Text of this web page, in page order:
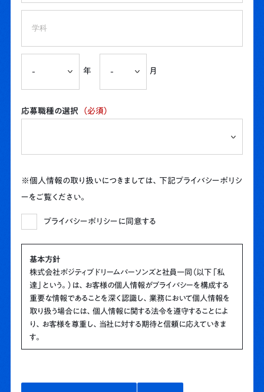
年 月
応募職種の選択 （必須）
※個人情報の取り扱いにつきましては、下記プライバシーポリシ
ーをご覧ください。
プライバシーポリシーに同意する
基本方針
株式会社ポジティブドリームパーソンズと社員一同（以下「私
達」という。）は、お客様の個人情報がプライバシーを構成する
重要な情報であることを深く認識し、業務において個人情報を
取り扱う場合には、個人情報に関する法令を遵守することによ
り、お客様を尊重し、当社に対する期待と信頼に応えていきま
す。
私達は、お客様からの個人情報の提供が必要な場合には、お客